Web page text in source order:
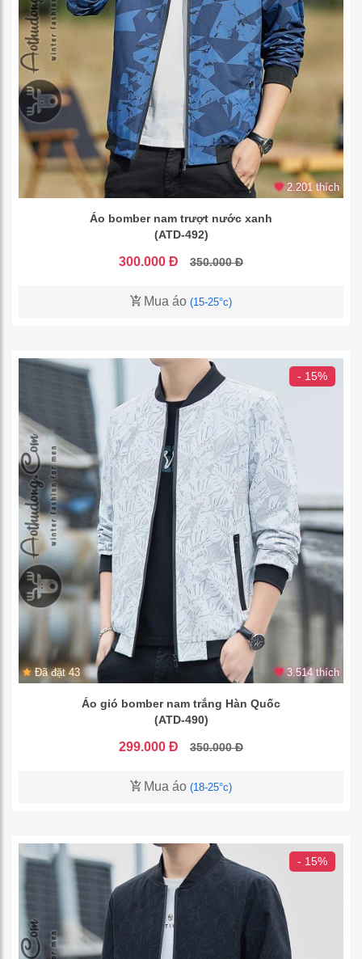
2.201 thích
Áo bomber nam trượt nước xanh
(ATD-492)
300.000 Đ 350.000 Đ
Mua áo (15-25°c)
- 15%
Đã đặt 43 3.514 thích
Áo gió bomber nam trắng Hàn Quốc
(ATD-490)
299.000 Đ 350.000 Đ
Mua áo (18-25°c)
- 15%